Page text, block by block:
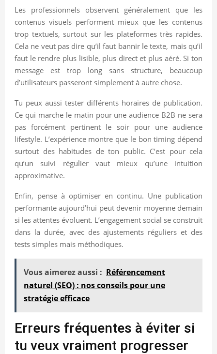
Les professionnels observent généralement que les
contenus visuels performent mieux que les contenus
trop textuels, surtout sur les plateformes très rapides.
Cela ne veut pas dire qu’il faut bannir le texte, mais qu’il
faut le rendre plus lisible, plus direct et plus aéré. Si ton
message est trop long sans structure, beaucoup
d’utilisateurs passeront simplement à autre chose.
Tu peux aussi tester différents horaires de publication.
Ce qui marche le matin pour une audience B2B ne sera
pas forcément pertinent le soir pour une audience
lifestyle. L’expérience montre que le bon timing dépend
surtout des habitudes de ton public. C’est pour cela
qu’un suivi régulier vaut mieux qu’une intuition
approximative.
Enfin, pense à optimiser en continu. Une publication
performante aujourd’hui peut devenir moyenne demain
si les attentes évoluent. L’engagement social se construit
dans la durée, avec des ajustements réguliers et des
tests simples mais méthodiques.
Vous aimerez aussi : Référencement
naturel (SEO) : nos conseils pour une
stratégie efficace
Erreurs fréquentes à éviter si
tu veux vraiment progresser